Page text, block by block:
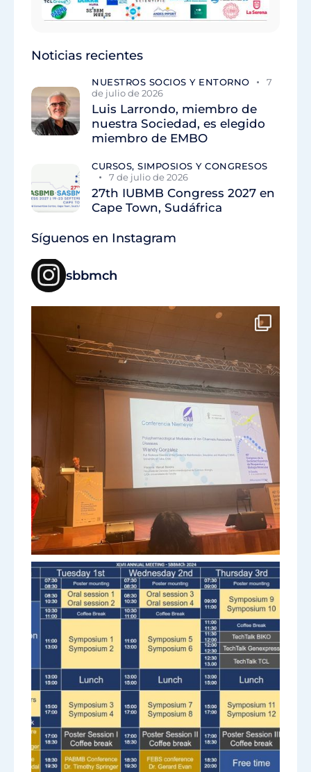
Noticias recientes
NUESTROS SOCIOS Y ENTORNO
7
de julio de 2026
Luis Larrondo, miembro de
nuestra Sociedad, es elegido
miembro de EMBO
CURSOS, SIMPOSIOS Y CONGRESOS
7 de julio de 2026
27th IUBMB Congress 2027 en
Cape Town, Sudáfrica
Síguenos en Instagram
sbbmch